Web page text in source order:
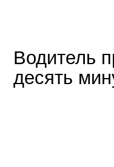
Водитель
десять